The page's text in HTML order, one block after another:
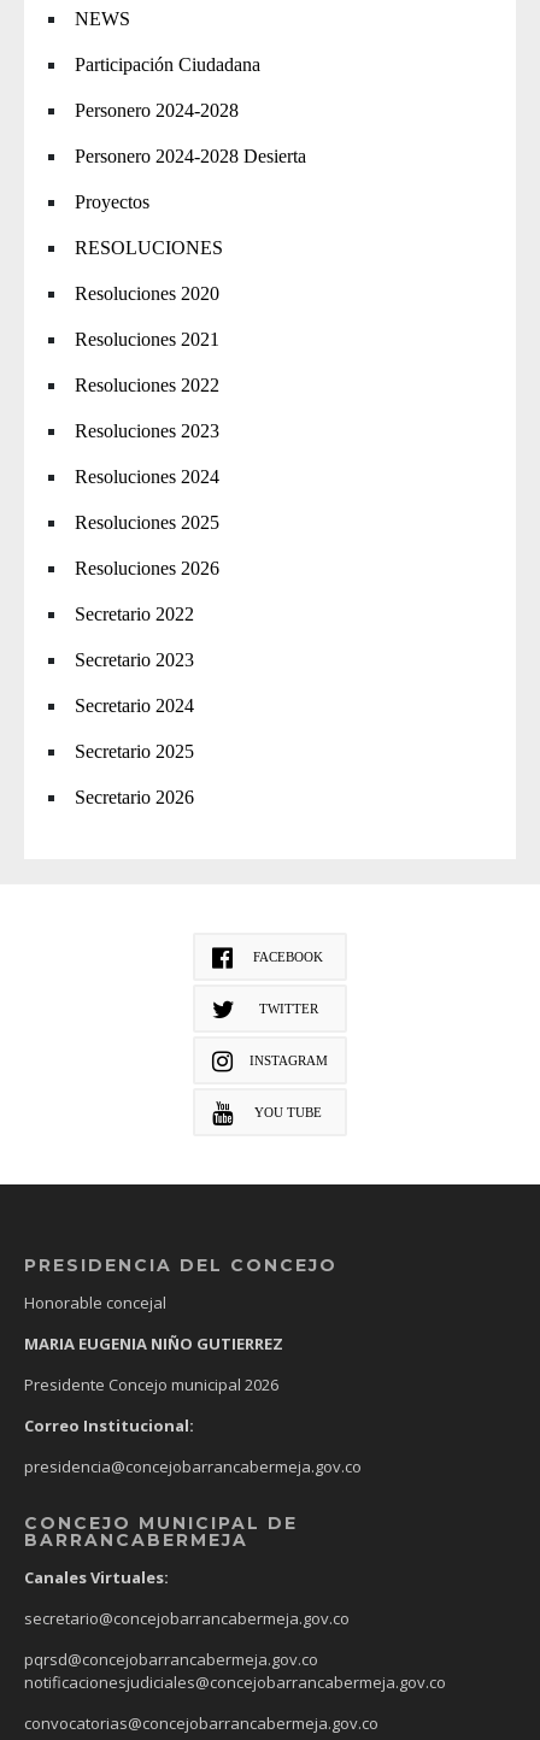
NEWS
Participación Ciudadana
Personero 2024-2028
Personero 2024-2028 Desierta
Proyectos
RESOLUCIONES
Resoluciones 2020
Resoluciones 2021
Resoluciones 2022
Resoluciones 2023
Resoluciones 2024
Resoluciones 2025
Resoluciones 2026
Secretario 2022
Secretario 2023
Secretario 2024
Secretario 2025
Secretario 2026
FACEBOOK
TWITTER
INSTAGRAM
YOU TUBE
PRESIDENCIA DEL CONCEJO
Honorable concejal
MARIA EUGENIA NIÑO GUTIERREZ
Presidente Concejo municipal 2026
Correo Institucional:
presidencia@concejobarrancabermeja.gov.co
CONCEJO MUNICIPAL DE
BARRANCABERMEJA
Canales Virtuales:
secretario@concejobarrancabermeja.gov.co
pqrsd@concejobarrancabermeja.gov.co
notificacionesjudiciales@concejobarrancabermeja.gov.co
convocatorias@concejobarrancabermeja.gov.co